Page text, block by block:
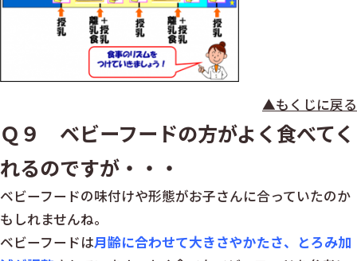
▲もくじに戻る
Ｑ９ ベビーフードの方がよく食べてく
れるのですが・・・
ベビーフードの味付けや形態がお子さんに合っていたのか
もしれませんね。
ベビーフードは月齢に合わせて大きさやかたさ、とろみ加